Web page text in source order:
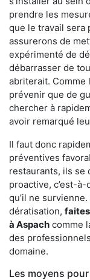
prendre les
que le travail sera
assurerons de
expérimenté de
débarrasser de
abriterait. Comme
prévenir que de
chercher à
avoir remarqué
Il faut donc
préventives
restaurants, ils se
proactive, c’est-
qu’il ne
dératisation,
à Aspach comme
des
domaine.
Les moyens